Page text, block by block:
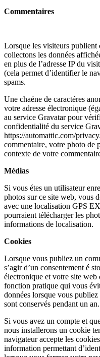
Commentaires
Lorsque les visiteurs publient
collectons les données
en plus de l’adresse IP du
(cela permet d’identifier le
spams.
Une chaéne de caractéres
votre adresse électronique
au service Gravatar pour
confidentialité du service
https://automattic.com/
commentaire, votre photo de
contexte de votre
Médias
Si vous étes un utilisateur
photos sur ce site web, vous
avec une localisation GPS
pourraient télécharger les
informations de localisation.
Cookies
Lorsque vous publiez un
s’agir d’un consentement é
électronique et votre site web
fonction pratique qui vous
données lorsque vous
sont conservés pendant un an.
Si vous avez un compte et
nous installerons un cookie
navigateur accepte les
information permettant